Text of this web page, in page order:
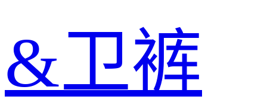
&卫裤